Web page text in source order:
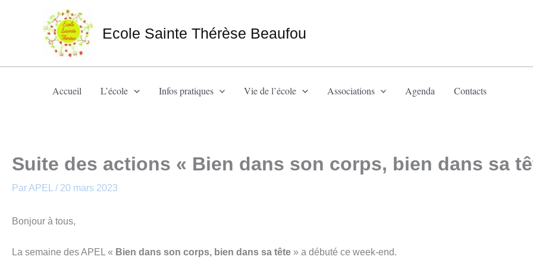
Ecole Sainte Thérèse Beaufou
Accueil L’école Infos pratiques Vie de l’école Associations Agenda Contacts
Suite des actions « Bien dans son corps, bien dans sa
ParAPEL / 20 mars 2023
Bonjour à tous,
La semaine des APEL « Bien dans son corps, bien dans sa tête » a débuté ce week-end.